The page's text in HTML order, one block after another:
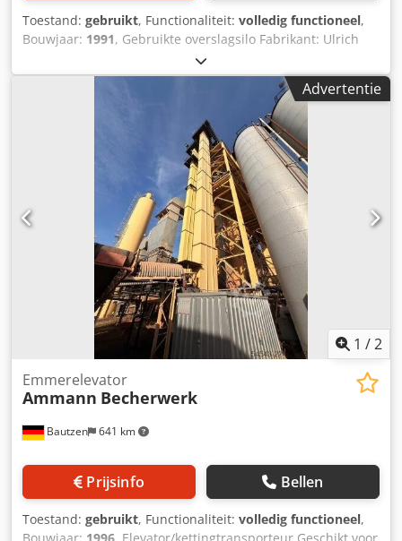
Toestand: gebruikt, Functionaliteit: volledig functioneel,
Bouwjaar: 1991, Gebruikte overslagsilo Fabrikant: Ulrich
Totale inhoud: 200 ton - Kuipbandtransporteur - Hijslier
Dodozq S Ewepfx Ad Njkr - Elektrische installatie
Advertentie
1 /2
Bautzen 641 km
Emmerelevator
Ammann Becherwerk
Prijsinfo Bellen
Toestand: gebruikt, Functionaliteit: volledig functioneel,